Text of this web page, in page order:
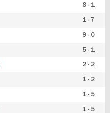
8 - 1
1 - 7
9 - 0
5 - 1
2 - 2
1 - 2
1 - 5
1 - 5